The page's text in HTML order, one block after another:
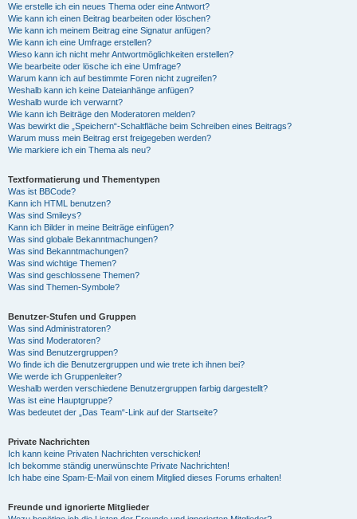
Wie erstelle ich ein neues Thema oder eine Antwort?
Wie kann ich einen Beitrag bearbeiten oder löschen?
Wie kann ich meinem Beitrag eine Signatur anfügen?
Wie kann ich eine Umfrage erstellen?
Wieso kann ich nicht mehr Antwortmöglichkeiten erstellen?
Wie bearbeite oder lösche ich eine Umfrage?
Warum kann ich auf bestimmte Foren nicht zugreifen?
Weshalb kann ich keine Dateianhänge anfügen?
Weshalb wurde ich verwarnt?
Wie kann ich Beiträge den Moderatoren melden?
Was bewirkt die „Speichern“-Schaltfläche beim Schreiben eines Beitrags?
Warum muss mein Beitrag erst freigegeben werden?
Wie markiere ich ein Thema als neu?
Textformatierung und Thementypen
Was ist BBCode?
Kann ich HTML benutzen?
Was sind Smileys?
Kann ich Bilder in meine Beiträge einfügen?
Was sind globale Bekanntmachungen?
Was sind Bekanntmachungen?
Was sind wichtige Themen?
Was sind geschlossene Themen?
Was sind Themen-Symbole?
Benutzer-Stufen und Gruppen
Was sind Administratoren?
Was sind Moderatoren?
Was sind Benutzergruppen?
Wo finde ich die Benutzergruppen und wie trete ich ihnen bei?
Wie werde ich Gruppenleiter?
Weshalb werden verschiedene Benutzergruppen farbig dargestellt?
Was ist eine Hauptgruppe?
Was bedeutet der „Das Team“-Link auf der Startseite?
Private Nachrichten
Ich kann keine Privaten Nachrichten verschicken!
Ich bekomme ständig unerwünschte Private Nachrichten!
Ich habe eine Spam-E-Mail von einem Mitglied dieses Forums erhalten!
Freunde und ignorierte Mitglieder